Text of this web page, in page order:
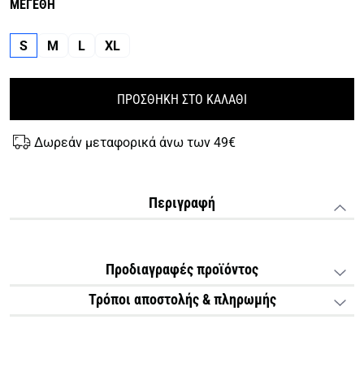
ΜΕΓΕΘΗ
S M L XL
ΠΡΟΣΘΗΚΗ ΣΤΟ ΚΑΛΑΘΙ
Δωρεάν μεταφορικά άνω των 49€
Περιγραφή
Προδιαγραφές προϊόντος
Τρόποι αποστολής & πληρωμής